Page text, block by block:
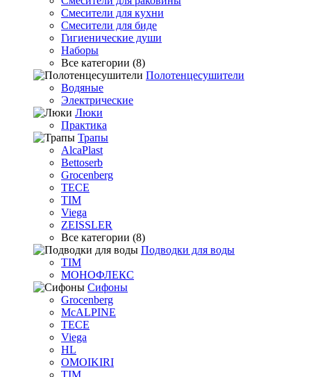
Смесители для кухни
Смесители для биде
Гигиенические души
Наборы
Все категории (8)
Полотенцесушители
Водяные
Электрические
Люки
Практика
Трапы
AlcaPlast
Bettoserb
Grocenberg
TECE
TIM
Viega
ZEISSLER
Все категории (8)
Подводки для воды
TIM
МОНОФЛЕКС
Сифоны
Grocenberg
McALPINE
TECE
Viega
HL
OMOIKIRI
TIM